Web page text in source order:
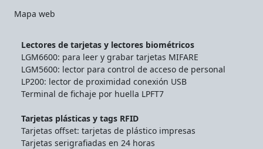
Mapa web
Lectores de tarjetas y lectores biométricos
LGM6600: para leer y grabar tarjetas MIFARE
LGM5600: lector para control de acceso de personal
LP200: lector de proximidad conexión USB
Terminal de fichaje por huella LPFT7
Tarjetas plásticas y tags RFID
Tarjetas offset: tarjetas de plástico impresas
Tarjetas serigrafiadas en 24 horas